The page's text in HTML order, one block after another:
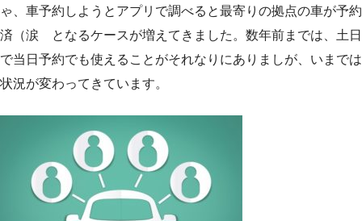
ゃ、車予約しようとアプリで調べると最寄りの拠点の車が予約
済（涙 となるケースが増えてきました。数年前までは、土日
で当日予約でも使えることがそれなりにありましが、いまでは
状況が変わってきています。